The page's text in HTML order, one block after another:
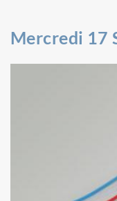
Mercredi 17